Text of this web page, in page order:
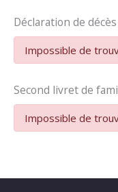
Déclaration de décès
Impossible de
Second livret de
Impossible de